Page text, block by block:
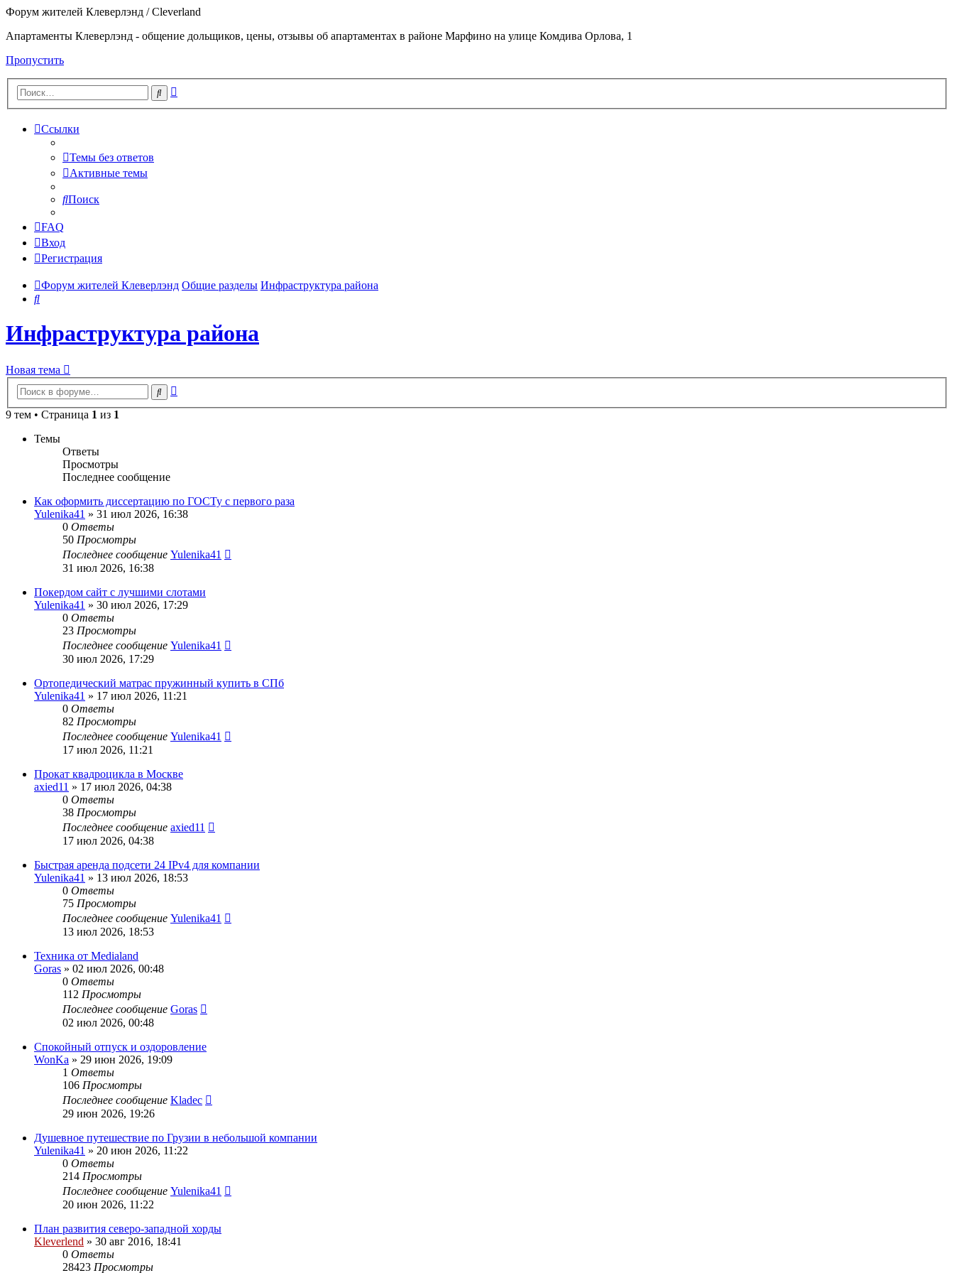
Форум жителей Клеверлэнд / Cleverland
Апартаменты Клеверлэнд - общение дольщиков, цены, отзывы об апартаментах в районе Марфино на улице Комдива Орлова, 1
Пропустить
Поиск
Ссылки
Темы без ответов
Активные темы
Поиск
FAQ
Вход
Регистрация
Форум жителей Клеверлэнд Общие разделы Инфраструктура района
Поиск
Инфраструктура района
Новая тема
Поиск
9 тем • Страница 1 из 1
Темы
Ответы
Просмотры
Последнее сообщение
Как оформить диссертацию по ГОСТу с первого раза
Yulenika41 » 31 июл 2026, 16:38
0 Ответы
50 Просмотры
Последнее сообщение Yulenika41
31 июл 2026, 16:38
Покердом сайт с лучшими слотами
Yulenika41 » 30 июл 2026, 17:29
0 Ответы
23 Просмотры
Последнее сообщение Yulenika41
30 июл 2026, 17:29
Ортопедический матрас пружинный купить в СПб
Yulenika41 » 17 июл 2026, 11:21
0 Ответы
82 Просмотры
Последнее сообщение Yulenika41
17 июл 2026, 11:21
Прокат квадроцикла в Москве
axied11 » 17 июл 2026, 04:38
0 Ответы
38 Просмотры
Последнее сообщение axied11
17 июл 2026, 04:38
Быстрая аренда подсети 24 IPv4 для компании
Yulenika41 » 13 июл 2026, 18:53
0 Ответы
75 Просмотры
Последнее сообщение Yulenika41
13 июл 2026, 18:53
Техника от Medialand
Goras » 02 июл 2026, 00:48
0 Ответы
112 Просмотры
Последнее сообщение Goras
02 июл 2026, 00:48
Спокойный отпуск и оздоровление
WonKa » 29 июн 2026, 19:09
1 Ответы
106 Просмотры
Последнее сообщение Kladec
29 июн 2026, 19:26
Душевное путешествие по Грузии в небольшой компании
Yulenika41 » 20 июн 2026, 11:22
0 Ответы
214 Просмотры
Последнее сообщение Yulenika41
20 июн 2026, 11:22
План развития северо-западной хорды
Kleverlend » 30 авг 2016, 18:41
0 Ответы
28423 Просмотры